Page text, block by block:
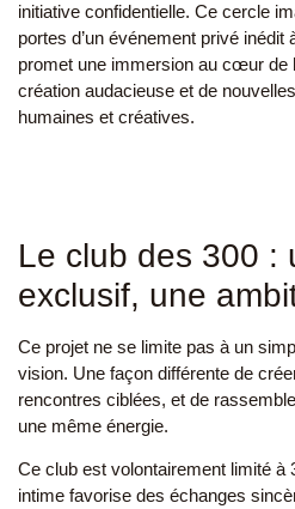
initiative confidentielle. Ce cercle
portes d’un événement privé
promet une immersion au cœur de
création audacieuse et de
humaines et créatives.
Le club des 300 :
exclusif, une
Ce projet ne se limite pas à un
vision. Une façon différente de
rencontres ciblées, et de
une même énergie.
Ce club est volontairement limité à
intime favorise des échanges